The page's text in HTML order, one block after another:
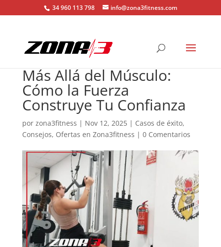
34 960 113 798 info@zona3fitness.com
Más Allá del Músculo:
Cómo la Fuerza
Construye Tu Confianza
por zona3fitness | Nov 12, 2025| Casos de éxito,
Consejos, Ofertas en Zona3fitness | 0 Comentarios